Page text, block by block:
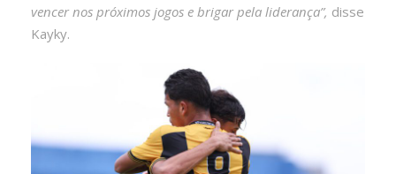
vencer nos próximos jogos e brigar pela liderança”, disse
Kayky.